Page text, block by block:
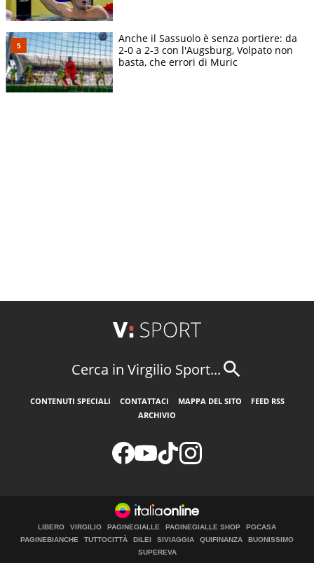
Anche il Sassuolo è senza portiere: da
2-0 a 2-3 con l'Augsburg, Volpato non
basta, che errori di Muric
Cerca in Virgilio Sport...
CONTENUTI SPECIALI CONTATTACI MAPPA DEL SITO
FEED RSS
ARCHIVIO
LIBERO VIRGILIO PAGINEGIALLE PAGINEGIALLE SHOP
PGCASA
PAGINEBIANCHE
TUTTOCITTÀ DILEI SIVIAGGIA QUIFINANZA
BUONISSIMO
SUPEREVA